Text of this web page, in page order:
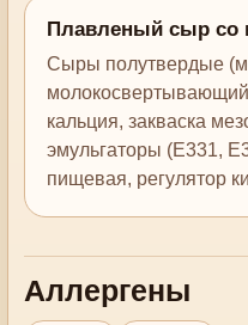
Плавленый сыр со
Сыры полутвердые
кальция, закваска
эмульгаторы (Е331,
пищевая, регулятор
Аллергены